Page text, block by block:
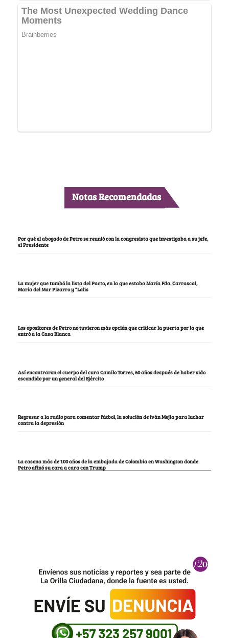
Notas Recomendadas
Por qué el abogado de Petro se reunió con la congresista que investigaba a su jefe,
el Presidente
La mujer que tumbó la lista del Pacto, en la que estaba María Fda. Carrascal,
María del Mar Pizarro y “Lalis
Los opositores de Petro no tuvieron más opción que criticar la puerta por la que
entró a la Casa Blanca
Así encontraron el cuerpo del cura Camilo Torres, 60 años después de haber sido
escondido por un general del Ejército
Regresar a la radio para comentar fútbol, la solución de Iván Mejía para luchar
contra la depresión
La casona más de 100 años de la embajada de Colombia en Washington donde
Petro afinó su cara a cara con Trump